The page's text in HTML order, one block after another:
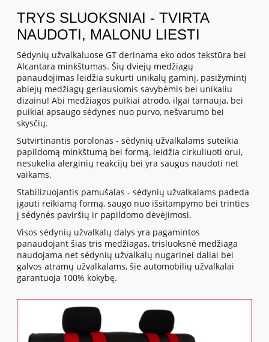
TRYS SLUOKSNIAI - TVIRTA
NAUDOTI, MALONU LIESTI
Sėdynių užvalkaluose GT derinama eko odos tekstūra bei
Alcantara minkštumas. Šių dviejų medžiagų
panaudojimas leidžia sukurti unikalų gaminį, pasižymintį
abiejų medžiagų geriausiomis savybėmis bei unikaliu
dizainu! Abi medžiagos puikiai atrodo, ilgai tarnauja, bei
puikiai apsaugo sėdynes nuo purvo, nešvarumo bei
skysčių.
Sutvirtinantis porolonas - sėdynių užvalkalams suteikia
papildomą minkštumą bei formą, leidžia cirkuliuoti orui,
nesukelia alerginių reakcijų bei yra saugus naudoti net
vaikams.
Stabilizuojantis pamušalas - sėdynių užvalkalams padeda
įgauti reikiamą formą, saugo nuo išsitampymo bei trinties
į sėdynės paviršių ir papildomo dėvėjimosi.
Visos sėdynių užvalkalų dalys yra pagamintos
panaudojant šias tris medžiagas, trisluoksnė medžiaga
naudojama net sėdynių užvalkalų nugarinei daliai bei
galvos atramų užvalkalams, šie automobilių užvalkalai
garantuoja 100% kokybę.